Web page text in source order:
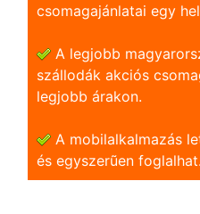
csomagajánlatai egy
A legjobb
szállodák akciós
legjobb árakon.
A mobilalkalmazás
és egyszerũen foglalhat.